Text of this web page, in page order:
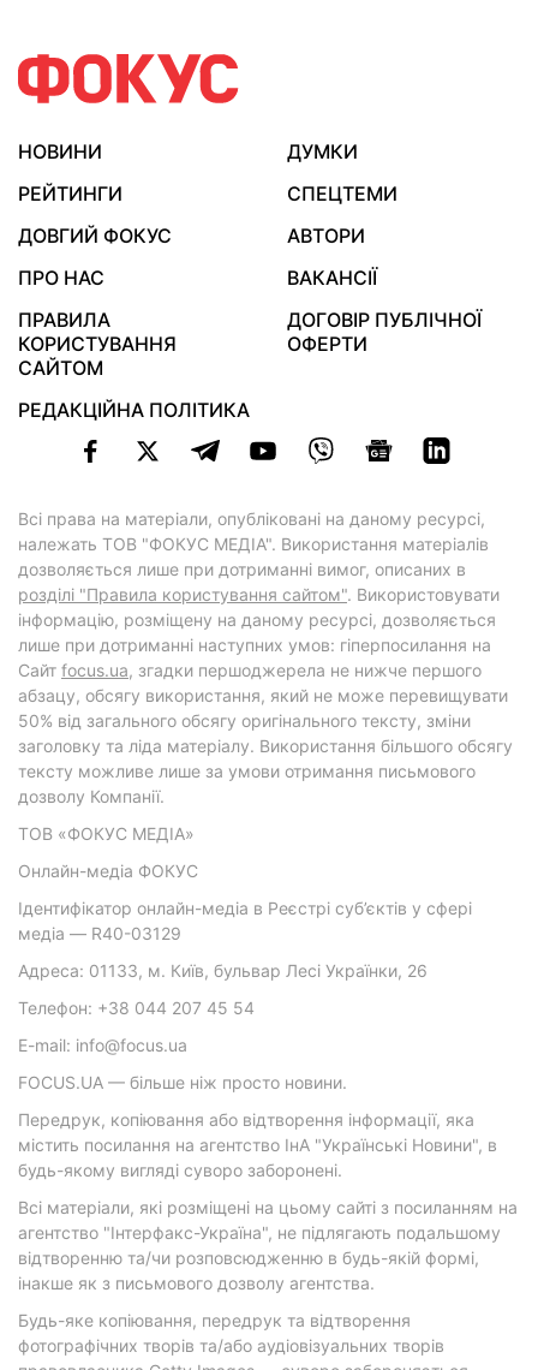
НОВИНИ
ДУМКИ
РЕЙТИНГИ
СПЕЦТЕМИ
ДОВГИЙ ФОКУС
АВТОРИ
ПРО НАС
ВАКАНСІЇ
ПРАВИЛА
КОРИСТУВАННЯ
САЙТОМ
ДОГОВІР ПУБЛІЧНОЇ
ОФЕРТИ
РЕДАКЦІЙНА ПОЛІТИКА
Всі права на матеріали, опубліковані на даному ресурсі,
належать ТОВ "ФОКУС МЕДІА". Використання матеріалів
дозволяється лише при дотриманні вимог, описаних в
розділі "Правила користування сайтом". Використовувати
інформацію, розміщену на даному ресурсі, дозволяється
лише при дотриманні наступних умов: гіперпосилання на
Cайт focus.ua, згадки першоджерела не нижче першого
абзацу, обсягу використання, який не може перевищувати
50% від загального обсягу оригінального тексту, зміни
заголовку та ліда матеріалу. Використання більшого обсягу
тексту можливе лише за умови отримання письмового
дозволу Компанії.
ТОВ «ФОКУС МЕДІА»
Онлайн-медіа ФОКУС
Ідентифікатор онлайн-медіа в Реєстрі суб’єктів у сфері
медіа — R40-03129
Адреса: 01133, м. Київ, бульвар Лесі Українки, 26
Телефон: +38 044 207 45 54
E-mail: info@focus.ua
FOCUS.UA — більше ніж просто новини.
Передрук, копіювання або відтворення інформації, яка
містить посилання на агентство ІнА "Українські Новини", в
будь-якому вигляді суворо заборонені.
Всі матеріали, які розміщені на цьому сайті з посиланням на
агентство "Інтерфакс-Україна", не підлягають подальшому
відтворенню та/чи розповсюдженню в будь-якій формі,
інакше як з письмового дозволу агентства.
Будь-яке копіювання, передрук та відтворення
фотографічних творів та/або аудіовізуальних творів